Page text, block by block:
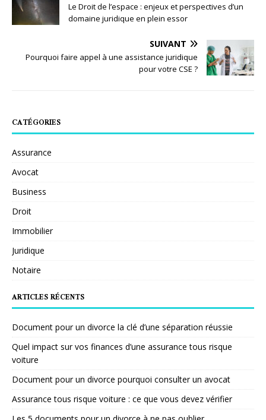
Le Droit de l’espace : enjeux et perspectives d’un
domaine juridique en plein essor
SUIVANT
Pourquoi faire appel à une assistance juridique
pour votre CSE ?
CATÉGORIES
Assurance
Avocat
Business
Droit
Immobilier
Juridique
Notaire
ARTICLES RÉCENTS
Document pour un divorce la clé d’une séparation réussie
Quel impact sur vos finances d’une assurance tous risque
voiture
Document pour un divorce pourquoi consulter un avocat
Assurance tous risque voiture : ce que vous devez vérifier